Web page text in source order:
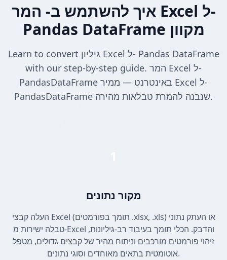
איך להשתמש ב- המר Excel ל-
Pandas DataFrame מקוון
Learn to convert גיליון Excel ל- Pandas DataFrame
with our step-by-step guide. המר Excel ל-
PandasDataFrame באינטרנט — ממיר Excel ל-
PandasDataFrame שנבנה להמרת טבלאות מהירה.
מקור נתונים
העלה קבצי Excel (תומך בפורמטים .xlsx, .xls) או העתק נתוני
טבלה ישירות מ-Excel והדבק. הכלי תומך בעיבוד רב-גיליונות,
זיהוי פורמטים מורכבים וניתוח מהיר של קבצים גדולים, מטפל
אוטומטית בתאים מאוחדים וסוגי נתונים.